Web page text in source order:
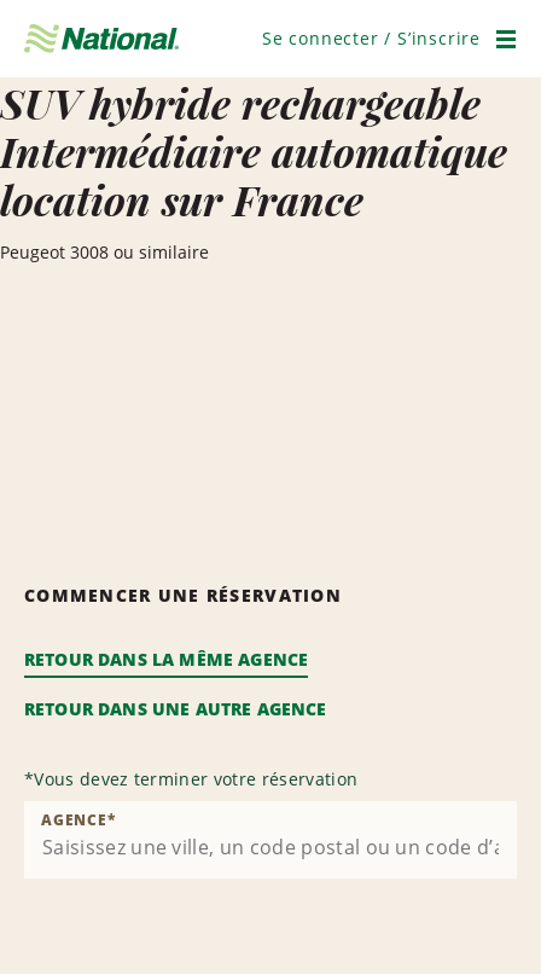
navigation
Se connecter / S’inscrire
SUV hybride rechargeable
Intermédiaire automatique
location sur France
Peugeot 3008 ou similaire
COMMENCER UNE RÉSERVATION
RETOUR DANS LA MÊME AGENCE
RETOUR DANS UNE AUTRE AGENCE
*Vous devez terminer votre réservation
AGENCE*